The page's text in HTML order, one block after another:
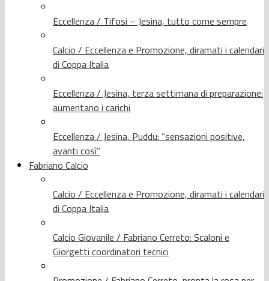
Eccellenza / Tifosi – Jesina, tutto come sempre
Calcio / Eccellenza e Promozione, diramati i calendari
di Coppa Italia
Eccellenza / Jesina, terza settimana di preparazione:
aumentano i carichi
Eccellenza / Jesina, Puddu: “sensazioni positive,
avanti così”
Fabriano Calcio
Calcio / Eccellenza e Promozione, diramati i calendari
di Coppa Italia
Calcio Giovanile / Fabriano Cerreto: Scaloni e
Giorgetti coordinatori tecnici